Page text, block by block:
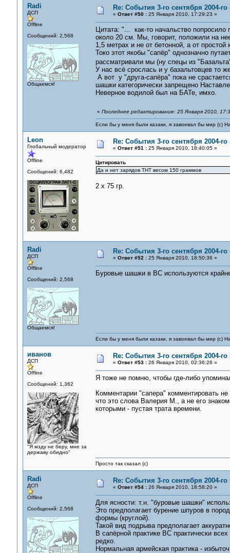
Radi
ДСП
Offline
Сообщений: 2,568
Общаемся!
Re: События 3-го сентября 2004-
« Ответ #50 :25 Января 2010, 17:29:23 »
Цитата: "... как-то начальство попросило
около 20 см. Мы, говорит, положили на
1,5 метрах и не от бетонной, а от простой
Токо этот якобы "сапёр" однозначно
рассматривали мы (ну спецы из
У нас всё срослась и у базальтовцев то
А вот у "друга-сапёра" пока не
шашки категорически запрещено
Неверное водилой был на БАТе, имхо.
« Последнее редактирование: 25 Января 2010,
Если бы у меня были казаки, я завоевал бы мир (с)
Leon
Глобальный модератор
Offline
Сообщений: 6,482
Re: События 3-го сентября 2004-
« Ответ #51 :25 Января 2010, 18:40:05 »
Цитировать
Да и нет зарядов ТНТ весом 150 граммов
2 x 75 гр.
Radi
ДСП
Offline
Сообщений: 2,568
Общаемся!
Re: События 3-го сентября 2004-
« Ответ #52 :25 Января 2010, 18:50:36 »
Буровые шашки в ВС используются
Если бы у меня были казаки, я завоевал бы мир (с)
иванов
ДСП
Offline
Сообщений: 1,362
"Я мзду не беру, мне за
державу обидно"
Re: События 3-го сентября 2004-
« Ответ #53 :26 Января 2010, 02:36:26 »
Я тоже не помню, чтобы где-либо
Комментарии "сапера" комментировать
что это слова Валерия М., а не его
которыми - пустая трата времени.
Просто так сказал (с)
Radi
ДСП
Offline
Сообщений: 2,568
Re: События 3-го сентября 2004-
« Ответ #54 :26 Января 2010, 18:58:20 »
Для ясности: т.н. "буровые шашки"
Это предполагает бурение шпуров в
формы (круглой).
Такой вид подрыва предполагает
В сапёрной практике ВС практически
редко.
Нормальная армейская практика -